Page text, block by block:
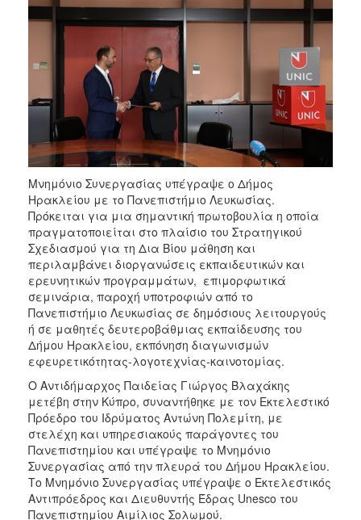
ΠΟΛΙΤΙΣΜΟΣ
ΑΝΘΕΚΤΙΚΗ
ΠΟΛΗ
Μνημόνιο Συνεργασίας υπέγραψε ο Δήμος
Ηρακλείου με το Πανεπιστήμιο Λευκωσίας.
Πρόκειται για μια σημαντική πρωτοβουλία η οποία
πραγματοποιείται στο πλαίσιο του Στρατηγικού
Σχεδιασμού για τη Δια Βίου μάθηση και
περιλαμβάνει διοργανώσεις εκπαιδευτικών και
ερευνητικών προγραμμάτων, επιμορφωτικά
σεμινάρια, παροχή υποτροφιών από το
Πανεπιστήμιο Λευκωσίας σε δημόσιους λειτουργούς
ή σε μαθητές δευτεροβάθμιας εκπαίδευσης του
Δήμου Ηρακλείου, εκπόνηση διαγωνισμών
εφευρετικότητας-λογοτεχνίας-καινοτομίας.
Ο Αντιδήμαρχος Παιδείας Γιώργος Βλαχάκης
μετέβη στην Κύπρο, συναντήθηκε με τον Εκτελεστικό
Πρόεδρο του Ιδρύματος Αντώνη Πολεμίτη, με
στελέχη και υπηρεσιακούς παράγοντες του
Πανεπιστημίου και υπέγραψε το Μνημόνιο
Συνεργασίας από την πλευρά του Δήμου Ηρακλείου.
Το Μνημόνιο Συνεργασίας υπέγραψε ο Εκτελεστικός
Αντιπρόεδρος και Διευθυντής Έδρας Unesco του
Πανεπιστημίου Αιμίλιος Σολωμού.